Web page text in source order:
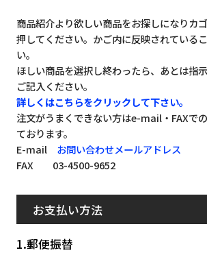
商品紹介より欲しい商品をお探しになりカ
押してください。かご内に反映されている
い。
ほしい商品を選択し終わったら、あとは指
ご記入ください。
詳しくはこちらをクリックして下さい。
注文がうまくできない方はe-mail・FAXで
ております。
E-mail お問い合わせメールアドレス
FAX 03-4500-9652
お支払い方法
1.郵便振替